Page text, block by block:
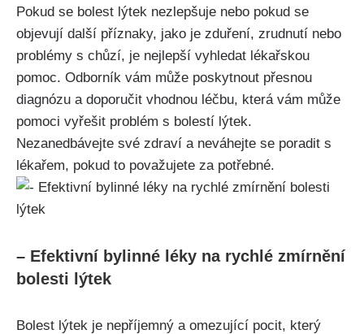
Pokud se bolest lýtek nezlepšuje nebo ‍pokud se‌
objevují ⁣další‌ příznaky,⁣ jako je zduření, zrudnutí nebo​
problémy⁣ s chůzí, je nejlepší ‍vyhledat ‍lékařskou ​
pomoc. Odborník vám může poskytnout​ přesnou
diagnózu a doporučit vhodnou léčbu, ⁤která vám‌ může
pomoci vyřešit problém s bolestí⁤ lýtek.
Nezanedbávejte své zdraví a ⁢neváhejte se poradit s
lékařem, pokud to považujete za ⁣potřebné.
– Efektivní bylinné léky na rychlé zmírnění
bolesti lýtek
Bolest lýtek je nepříjemný​ a‍ omezující ​pocit, který